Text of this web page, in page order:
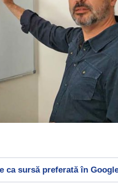
ca sursă preferată în